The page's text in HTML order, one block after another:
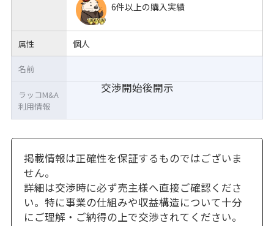
6件以上の購入実績
属性 個人
交渉開始後開示
名前
ラッコM&A
利用情報
掲載情報は正確性を保証するものではございま
せん。
詳細は交渉時に必ず売主様へ直接ご確認くださ
い。特に事業の仕組みや収益構造について十分
にご理解・ご納得の上で交渉されてください。